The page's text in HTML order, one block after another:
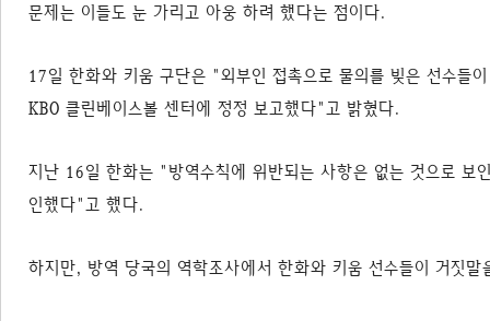
문제는 이들도 눈 가리고 아웅 하려 했다는 점이다.
17일 한화와 키움 구단은 "외부인 접촉으로 물의를 빚은 선수들
KBO 클린베이스볼 센터에 정정 보고했다"고 밝혔다.
지난 16일 한화는 "방역수칙에 위반되는 사항은 없는 것으로
인했다"고 했다.
하지만, 방역 당국의 역학조사에서 한화와 키움 선수들이 거짓